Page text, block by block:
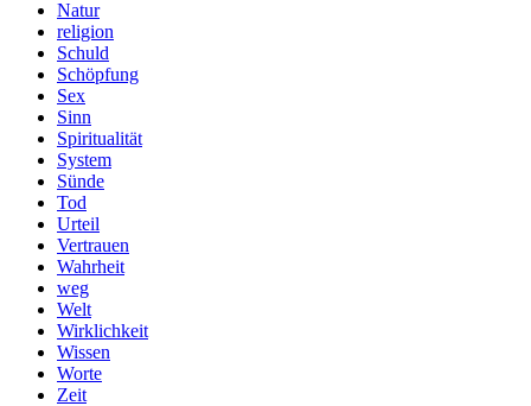
Natur
religion
Schuld
Schöpfung
Sex
Sinn
Spiritualität
System
Sünde
Tod
Urteil
Vertrauen
Wahrheit
weg
Welt
Wirklichkeit
Wissen
Worte
Zeit